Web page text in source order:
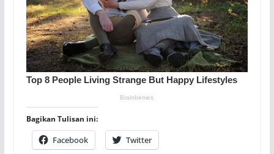
Bagikan Tulisan ini:
Facebook Twitter